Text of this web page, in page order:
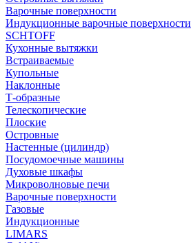
Варочные поверхности
Индукционные варочные поверхности
SCHTOFF
Кухонные вытяжки
Встраиваемые
Купольные
Наклонные
Т-образные
Телескопические
Плоские
Островные
Настенные (цилиндр)
Посудомоечные машины
Духовые шкафы
Микроволновые печи
Варочные поверхности
Газовые
Индукционные
LIMARS